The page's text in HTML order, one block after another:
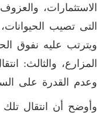
الاستثمارات،
التى تصيب
ويترتب عليه نفوق
المزارع، والثالث:
وعدم القدرة على
وأوضح أن انتقال